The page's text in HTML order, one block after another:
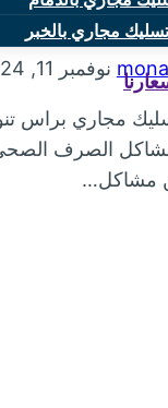
مجاري بالخبر
مجاري
mona نوفمبر 11, 2024
مجاري براس
الصرف
مشاكل…